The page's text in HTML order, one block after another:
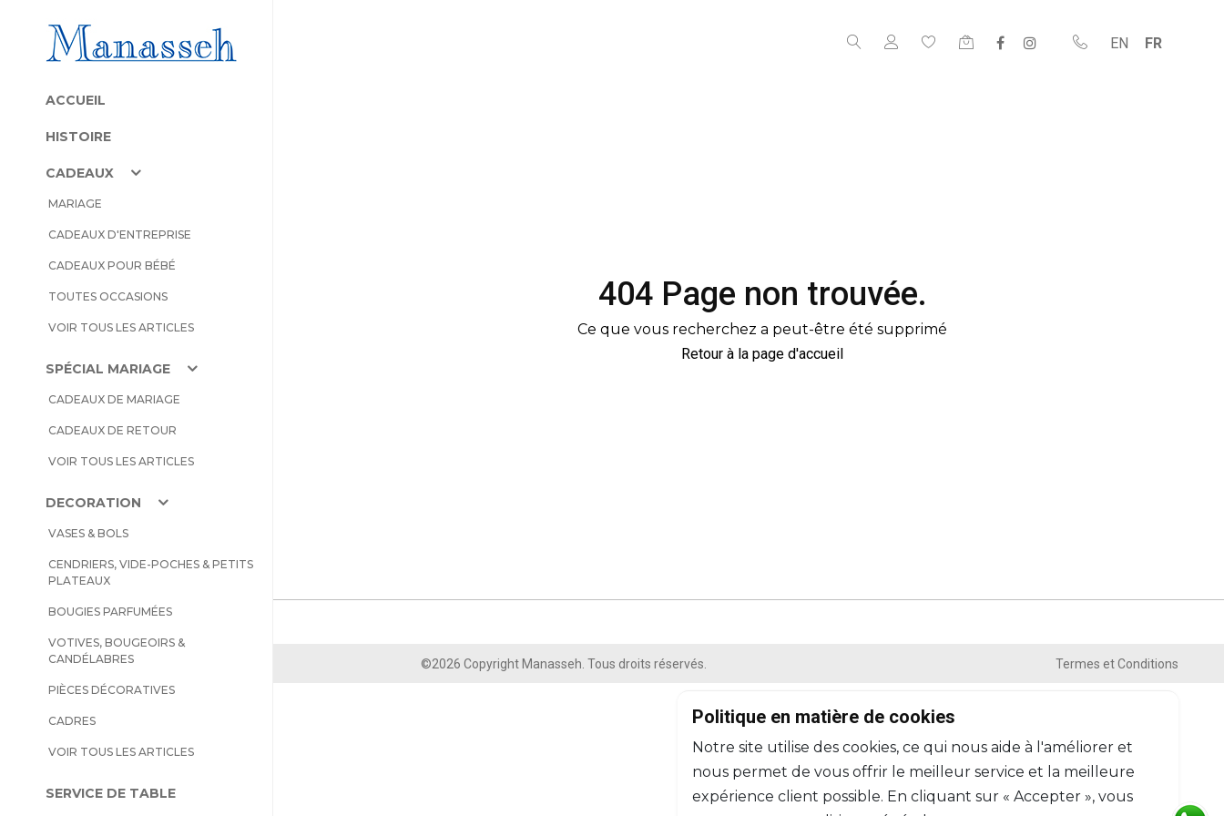
EN FR
ACCUEIL
HISTOIRE
CADEAUX
MARIAGE
CADEAUX D'ENTREPRISE
CADEAUX POUR BÉBÉ
TOUTES OCCASIONS
VOIR TOUS LES ARTICLES
SPÉCIAL MARIAGE
CADEAUX DE MARIAGE
CADEAUX DE RETOUR
VOIR TOUS LES ARTICLES
DECORATION
VASES & BOLS
CENDRIERS, VIDE-POCHES & PETITS
PLATEAUX
BOUGIES PARFUMÉES
VOTIVES, BOUGEOIRS &
CANDÉLABRES
PIÈCES DÉCORATIVES
CADRES
VOIR TOUS LES ARTICLES
SERVICE DE TABLE
404 Page non trouvée.
Ce que vous recherchez a peut-être été supprimé
Retour à la page d'accueil
©2026 Copyright Manasseh. Tous droits réservés. Termes et Conditions
Politique en matière de cookies
Notre site utilise des cookies, ce qui nous aide à l'améliorer et
nous permet de vous offrir le meilleur service et la meilleure
expérience client possible. En cliquant sur « Accepter », vous